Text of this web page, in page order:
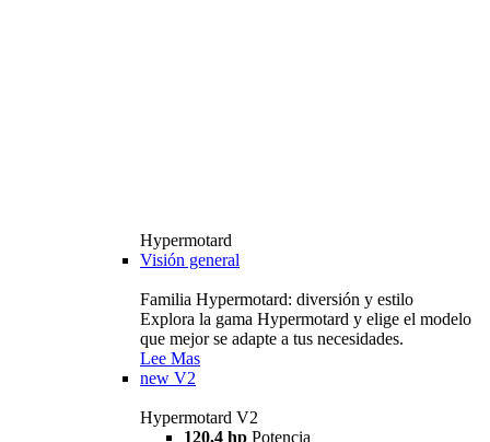
Hypermotard
Visión general
Familia Hypermotard: diversión y estilo
Explora la gama Hypermotard y elige el modelo
que mejor se adapte a tus necesidades.
Lee Mas
new V2
Hypermotard V2
120,4 hp Potencia